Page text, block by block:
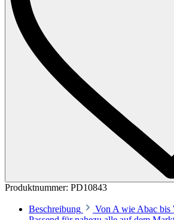
Produktnummer: PD10843
Beschreibung
Von A wie Abac